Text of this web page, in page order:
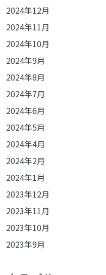
2024年12月
2024年11月
2024年10月
2024年9月
2024年8月
2024年7月
2024年6月
2024年5月
2024年4月
2024年2月
2024年1月
2023年12月
2023年11月
2023年10月
2023年9月